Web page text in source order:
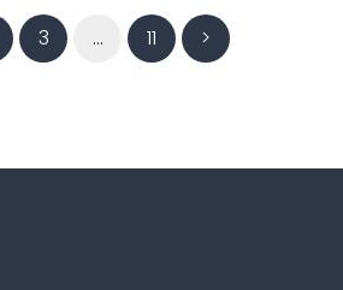
3 … 11 >